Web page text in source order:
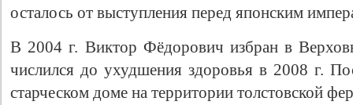
осталось от выступления перед японским
В 2004 г. Виктор Фёдорович избран в
числился до ухудшения здоровья в 2008 г.
старческом доме на территории толстовской